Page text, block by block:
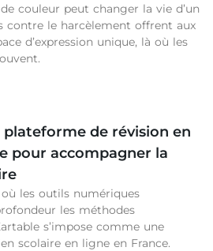
couleur peut changer la vie d’un
contre le harcèlement offrent aux
d’expression unique, là où les
plateforme de révision en
pour accompagner la
les outils numériques
les méthodes
s’impose comme une
scolaire en ligne en France.